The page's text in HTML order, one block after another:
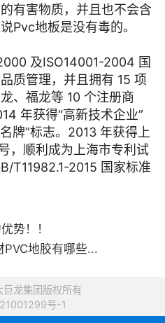
有害物质，并且也不会含
Pvc地板是没有毒的。
及ISO14001-2004 国
质管理，并且拥有 15 项
、福龙等 10 个注册商
年获得“高新技术企业”
牌”标志。2013 年获得上
，顺利成为上海市专利试
T11982.1-2015 国家标准
势！！
PVC地胶有哪些...
龙集团版权所有
号-1